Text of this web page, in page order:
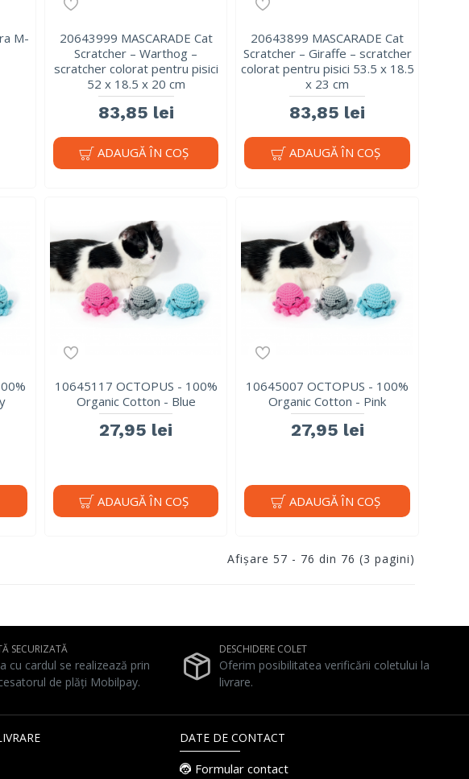
M-
20643999 MASCARADE Cat
Scratcher – Warthog –
scratcher colorat pentru pisici
52 x 18.5 x 20 cm
83,85 lei
ADAUGĂ ÎN COŞ
20643899 MASCARADE Cat
Scratcher – Giraffe – scratcher
colorat pentru pisici 53.5 x 18.5
x 23 cm
83,85 lei
ADAUGĂ ÎN COŞ
10645117 OCTOPUS - 100%
Organic Cotton - Blue
27,95 lei
ADAUGĂ ÎN COŞ
10645007 OCTOPUS - 100%
Organic Cotton - Pink
27,95 lei
ADAUGĂ ÎN COŞ
Afişare 57 - 76 din 76 (3 pagini)
SECURIZATĂ
cu cardul se realizează prin
de plăți Mobilpay.
DESCHIDERE COLET
Oferim posibilitatea verificării coletului la
livrare.
DATE DE CONTACT
Formular contact